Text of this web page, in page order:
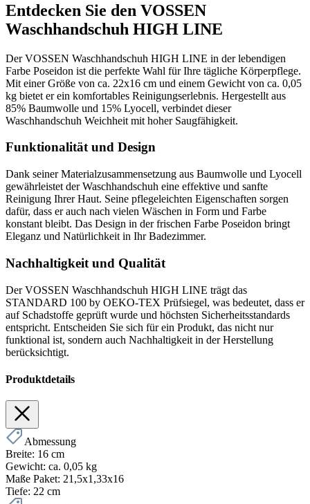
Entdecken Sie den VOSSEN
Waschhandschuh HIGH LINE
Der VOSSEN Waschhandschuh HIGH LINE in der lebendigen
Farbe Poseidon ist die perfekte Wahl für Ihre tägliche Körperpflege.
Mit einer Größe von ca. 22x16 cm und einem Gewicht von ca. 0,05
kg bietet er ein komfortables Reinigungserlebnis. Hergestellt aus
85% Baumwolle und 15% Lyocell, verbindet dieser
Waschhandschuh Weichheit mit hoher Saugfähigkeit.
Funktionalität und Design
Dank seiner Materialzusammensetzung aus Baumwolle und Lyocell
gewährleistet der Waschhandschuh eine effektive und sanfte
Reinigung Ihrer Haut. Seine pflegeleichten Eigenschaften sorgen
dafür, dass er auch nach vielen Wäschen in Form und Farbe
konstant bleibt. Das Design in der frischen Farbe Poseidon bringt
Eleganz und Natürlichkeit in Ihr Badezimmer.
Nachhaltigkeit und Qualität
Der VOSSEN Waschhandschuh HIGH LINE trägt das
STANDARD 100 by OEKO-TEX Prüfsiegel, was bedeutet, dass er
auf Schadstoffe geprüft wurde und höchsten Sicherheitsstandards
entspricht. Entscheiden Sie sich für ein Produkt, das nicht nur
funktional ist, sondern auch Nachhaltigkeit in der Herstellung
berücksichtigt.
Produktdetails
Abmessung
Breite: 16 cm
Gewicht: ca. 0,05 kg
Maße Paket: 21,5x1,33x16
Tiefe: 22 cm